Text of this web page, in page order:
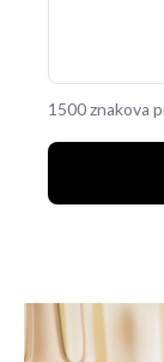
1500 znakova